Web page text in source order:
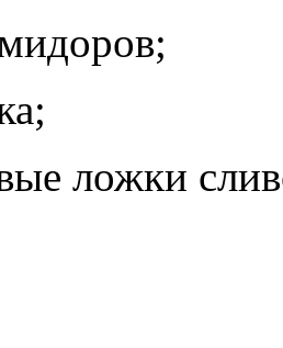
ложки